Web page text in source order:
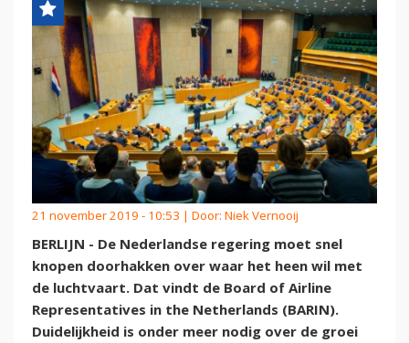
21 november 2019 - 10:53 | Door: Niek Vernooij
BERLIJN - De Nederlandse regering moet snel
knopen doorhakken over waar het heen wil met
de luchtvaart. Dat vindt de Board of Airline
Representatives in the Netherlands (BARIN).
Duidelijkheid is onder meer nodig over de groei